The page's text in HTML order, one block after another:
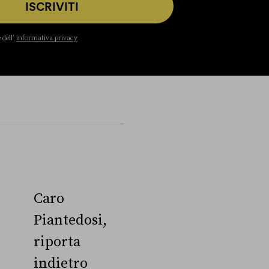
ISCRIVITI
informativa privacy
Caro
Piantedosi,
riporta
indietro